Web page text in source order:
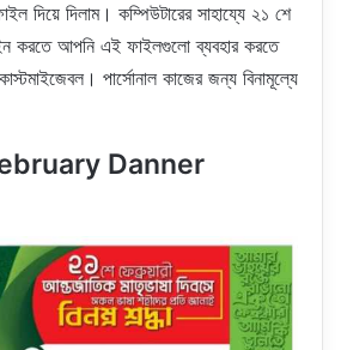
দিয়ে দিলাম। কম্পিউটারের সাহায্যে ২১ শে
করতে আপনি এই ফাইলগুলো ব্যবহার করতে
পার্সোনাল কাজের জন্য বিনামূল্যে
Danner